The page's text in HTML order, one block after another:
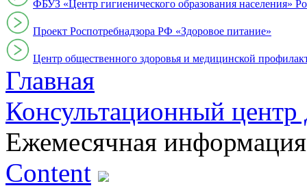
ФБУЗ «Центр гигиенического образования населения»
Проект Роспотребнадзора РФ «Здоровое питание»
Центр общественного здоровья и медицинской
Главная
Консультационный центр
Ежемесячная информация
Content